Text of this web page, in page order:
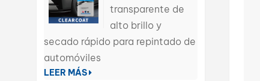
transparente de
alto brillo y
secado rápido para repintado de
automóviles
LEER MÁS